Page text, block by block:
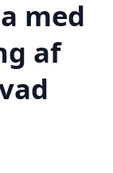
med
af